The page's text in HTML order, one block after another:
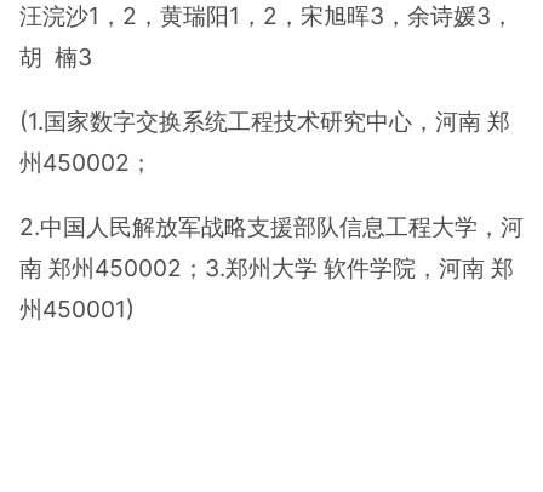
汪浣沙1，2，黄瑞阳1，2，宋旭晖3，余诗媛3，
胡 楠3
(1.国家数字交换系统工程技术研究中心，河南 郑
州450002；
2.中国人民解放军战略支援部队信息工程大学，河
南 郑州450002；3.郑州大学 软件学院，河南 郑
州450001)